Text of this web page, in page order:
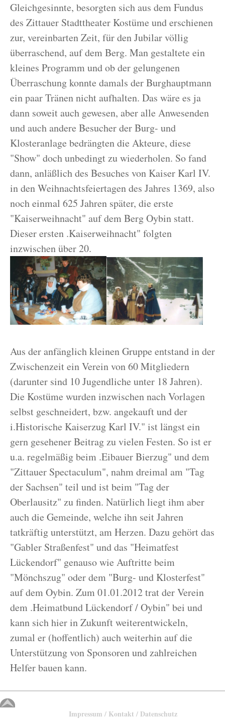
Gleichgesinnte, besorgten sich aus dem Fundus
des Zittauer Stadttheater Kostüme und erschienen
zur, vereinbarten Zeit, für den Jubilar völlig
überraschend, auf dem Berg. Man gestaltete ein
kleines Programm und ob der gelungenen
Überraschung konnte damals der Burghauptmann
ein paar Tränen nicht aufhalten. Das wäre es ja
dann soweit auch gewesen, aber alle Anwesenden
und auch andere Besucher der Burg- und
Klosteranlage bedrängten die Akteure, diese
"Show" doch unbedingt zu wiederholen. So fand
dann, anläßlich des Besuches von Kaiser Karl IV.
in den Weihnachtsfeiertagen des Jahres 1369, also
noch einmal 625 Jahren später, die erste
"Kaiserweihnacht" auf dem Berg Oybin statt.
Dieser ersten .Kaiserweihnacht" folgten
inzwischen über 20.
Aus der anfänglich kleinen Gruppe entstand in der
Zwischenzeit ein Verein von 60 Mitgliedern
(darunter sind 10 Jugendliche unter 18 Jahren).
Die Kostüme wurden inzwischen nach Vorlagen
selbst geschneidert, bzw. angekauft und der
i.Historische Kaiserzug Karl IV." ist längst ein
gern gesehener Beitrag zu vielen Festen. So ist er
u.a. regelmäßig beim .Eibauer Bierzug" und dem
"Zittauer Spectaculum", nahm dreimal am "Tag
der Sachsen" teil und ist beim "Tag der
Oberlausitz" zu finden. Natürlich liegt ihm aber
auch die Gemeinde, welche ihn seit Jahren
tatkräftig unterstützt, am Herzen. Dazu gehört das
"Gabler Straßenfest" und das "Heimatfest
Lückendorf" genauso wie Auftritte beim
"Mönchszug" oder dem "Burg- und Klosterfest"
auf dem Oybin. Zum 01.01.2012 trat der Verein
dem .Heimatbund Lückendorf / Oybin" bei und
kann sich hier in Zukunft weiterentwickeln,
zumal er (hoffentlich) auch weiterhin auf die
Unterstützung von Sponsoren und zahlreichen
Helfer bauen kann.
Impressum / Kontakt / Datenschutz